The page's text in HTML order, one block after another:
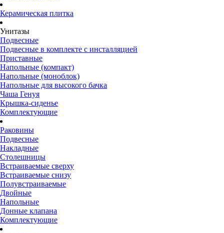
Керамическая плитка
Унитазы
Подвесные
Подвесные в комплекте с инсталляцией
Приставные
Напольные (компакт)
Напольные (моноблок)
Напольные для высокого бачка
Чаша Генуя
Крышка-сиденье
Комплектующие
Раковины
Подвесные
Накладные
Столешницы
Встраиваемые сверху
Встраиваемые снизу
Полувстраиваемые
Двойные
Напольные
Донные клапана
Комплектующие